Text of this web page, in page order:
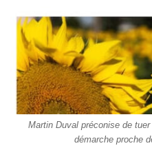
Martin Duval préconise de
démarche proche